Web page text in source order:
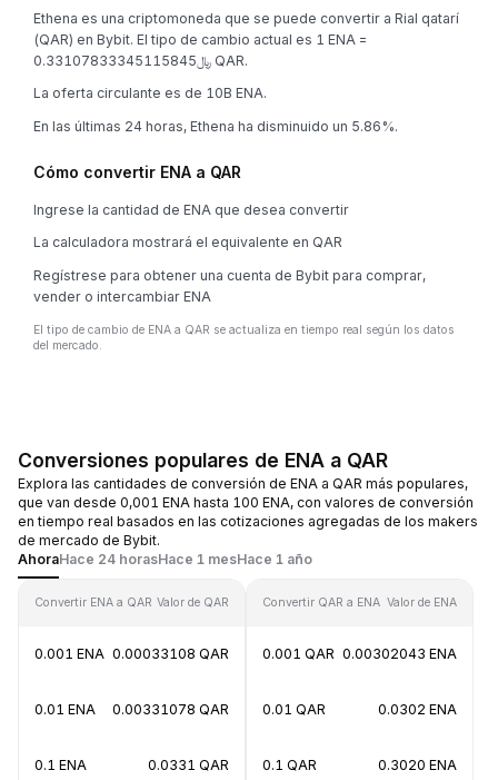
Ethena es una criptomoneda que se puede convertir a Rial qatarí
(QAR) en Bybit. El tipo de cambio actual es 1 ENA =
﷼0.33107833345115845 QAR.
La oferta circulante es de 10B ENA.
En las últimas 24 horas, Ethena ha disminuido un 5.86%.
Cómo convertir ENA a QAR
Ingrese la cantidad de ENA que desea convertir
La calculadora mostrará el equivalente en QAR
Regístrese para obtener una cuenta de Bybit para comprar,
vender o intercambiar ENA
El tipo de cambio de ENA a QAR se actualiza en tiempo real según los datos
del mercado.
Conversiones populares de ENA a QAR
Explora las cantidades de conversión de ENA a QAR más populares,
que van desde 0,001 ENA hasta 100 ENA, con valores de conversión
en tiempo real basados en las cotizaciones agregadas de los makers
de mercado de Bybit.
AhoraHace 24 horasHace 1 mesHace 1 año
Convertir ENA a QAR Valor de QAR
0.001 ENA 0.00033108 QAR
0.01 ENA 0.00331078 QAR
0.1 ENA 0.0331 QAR
Convertir QAR a ENA Valor de ENA
0.001 QAR 0.00302043 ENA
0.01 QAR 0.0302 ENA
0.1 QAR 0.3020 ENA